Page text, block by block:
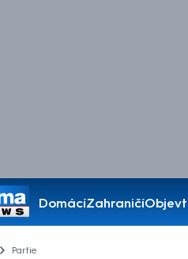
DomácíZahraničí
Pořady
Partie